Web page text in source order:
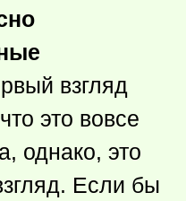
взгляд
это вовсе
однако, это
Если бы